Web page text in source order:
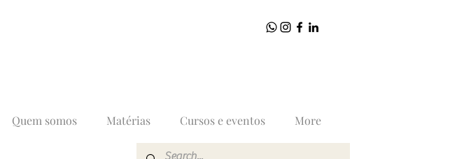
Quem somos Matérias Cursos e eventos More